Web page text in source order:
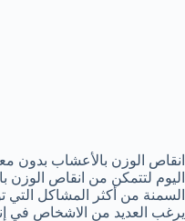
انقاص الوزن بالأعشاب بدون
اليوم لتتمكن من انقاص الوزن
السمنة من أكثر المشاكل
يرغب العديد من الاشخاص في